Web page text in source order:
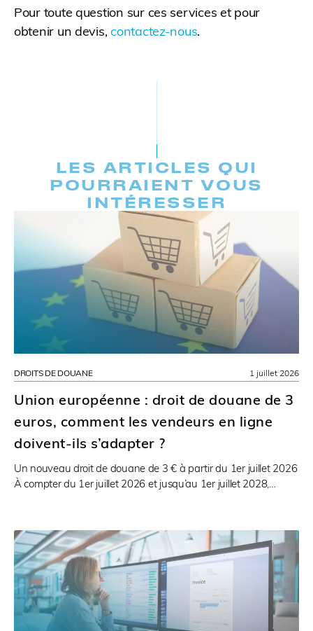
Pour toute question sur ces services et pour
obtenir un devis,contactez-nous.
LES ARTICLES QUI
POURRAIENT VOUS
INTÉRESSER
DROITS DE DOUANE
Union européenne : droit de douane de 3
euros, comment les vendeurs en ligne
doivent-ils s’adapter ?
Un nouveau droit de douane de 3 € à partir du 1er juillet 2026
À compter du 1er juillet 2026 et jusqu’au 1er juillet 2028,…
1 juillet 2026